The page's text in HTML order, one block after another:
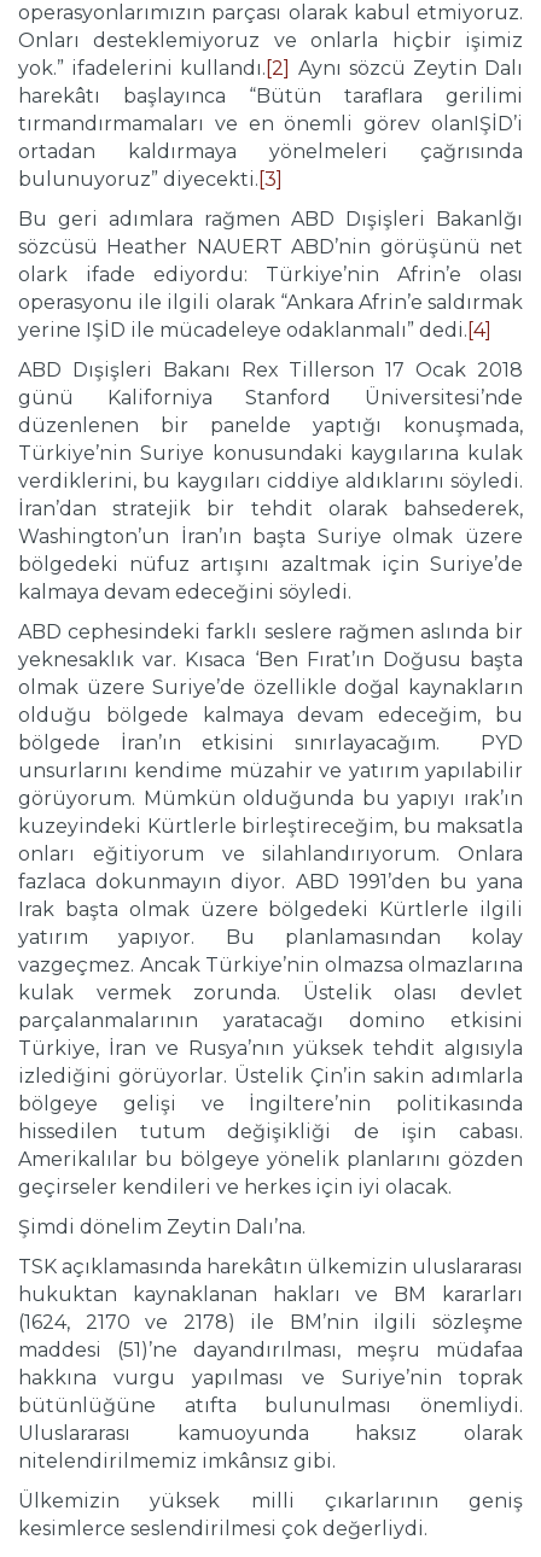
operasyonlarımızın parçası olarak kabul etmiyoruz.
Onları desteklemiyoruz ve onlarla hiçbir işimiz
yok.” ifadelerini kullandı. [2]
Aynı sözcü Zeytin Dalı
harekâtı başlayınca “Bütün taraflara gerilimi
tırmandırmamaları ve en önemli görev olanIŞİD’i
ortadan kaldırmaya yönelmeleri çağrısında
bulunuyoruz” diyecekti. [3]
Bu geri adımlara rağmen ABD Dışişleri Bakanlğı
sözcüsü Heather NAUERT ABD’nin görüşünü net
olark ifade ediyordu: Türkiye’nin Afrin’e olası
operasyonu ile ilgili olarak “Ankara Afrin’e saldırmak
yerine IŞİD ile mücadeleye odaklanmalı” dedi. [4]
ABD Dışişleri Bakanı Rex Tillerson 17 Ocak 2018
günü Kaliforniya Stanford Üniversitesi’nde
düzenlenen bir panelde yaptığı konuşmada,
Türkiye’nin Suriye konusundaki kaygılarına kulak
verdiklerini, bu kaygıları ciddiye aldıklarını söyledi.
İran’dan stratejik bir tehdit olarak bahsederek,
Washington’un İran’ın başta Suriye olmak üzere
bölgedeki nüfuz artışını azaltmak için Suriye’de
kalmaya devam edeceğini söyledi.
ABD cephesindeki farklı seslere rağmen aslında bir
yeknesaklık var. Kısaca ‘Ben Fırat’ın Doğusu başta
olmak üzere Suriye’de özellikle doğal kaynakların
olduğu bölgede kalmaya devam edeceğim, bu
bölgede İran’ın etkisini sınırlayacağım. PYD
unsurlarını kendime müzahir ve yatırım yapılabilir
görüyorum. Mümkün olduğunda bu yapıyı ırak’ın
kuzeyindeki Kürtlerle birleştireceğim, bu maksatla
onları eğitiyorum ve silahlandırıyorum. Onlara
fazlaca dokunmayın diyor. ABD 1991’den bu yana
Irak başta olmak üzere bölgedeki Kürtlerle ilgili
yatırım yapıyor. Bu planlamasından kolay
vazgeçmez. Ancak Türkiye’nin olmazsa olmazlarına
kulak vermek zorunda. Üstelik olası devlet
parçalanmalarının yaratacağı domino etkisini
Türkiye, İran ve Rusya’nın yüksek tehdit algısıyla
izlediğini görüyorlar. Üstelik Çin’in sakin adımlarla
bölgeye gelişi ve İngiltere’nin politikasında
hissedilen tutum değişikliği de işin cabası.
Amerikalılar bu bölgeye yönelik planlarını gözden
geçirseler kendileri ve herkes için iyi olacak.
Şimdi dönelim Zeytin Dalı’na.
TSK açıklamasında harekâtın ülkemizin uluslararası
hukuktan kaynaklanan hakları ve BM kararları
(1624, 2170 ve 2178) ile BM’nin ilgili sözleşme
maddesi (51)’ne dayandırılması, meşru müdafaa
hakkına vurgu yapılması ve Suriye’nin toprak
bütünlüğüne atıfta bulunulması önemliydi.
Uluslararası kamuoyunda haksız olarak
nitelendirilmemiz imkânsız gibi.
Ülkemizin yüksek milli çıkarlarının geniş
kesimlerce seslendirilmesi çok değerliydi.